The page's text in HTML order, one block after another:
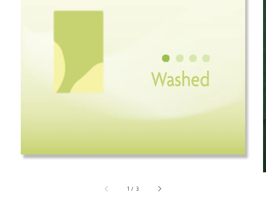
1 / 3